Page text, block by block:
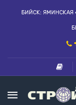
БИЙСК: ЯМИНСКАЯ